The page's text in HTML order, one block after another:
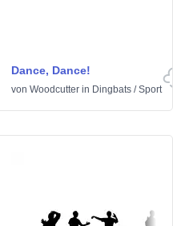
Dance, Dance!
von Woodcutter in Dingbats /Sport